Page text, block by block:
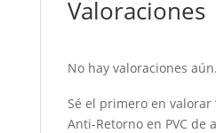
Valoraciones
No hay valoraciones aún.
Sé el primero en valorar
Anti-Retorno en PVC de